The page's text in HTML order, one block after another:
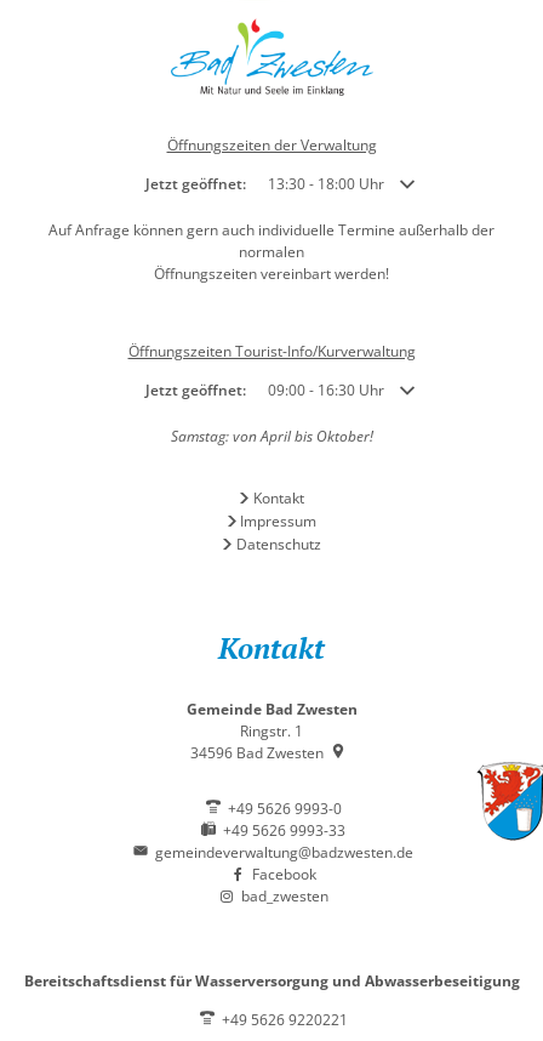
Öffnungszeiten der Verwaltung
Klicken, um weitere Öffnungs- oder Schließzeiten
Jetzt geöffnet: 13:30- 18:00 Uhr Von 13:30 bis 18:00 Uhr
Auf Anfrage können gern auch individuelle Termine außerhalb der
normalen
Öffnungszeiten vereinbart werden!
Öffnungszeiten Tourist-Info/Kurverwaltung
Klicken, um weitere Öffnungs- oder Schließzeiten
Jetzt geöffnet: 09:00- 16:30 Uhr Von 09:00 bis 16:30 Uhr
Samstag: von April bis Oktober!
Kontakt
Impressum
Datenschutz
Kontakt
Gemeinde Bad Zwesten
Ringstr. 1
34596 Bad Zwesten
+49 5626 9993-0
+49 5626 9993-33
gemeindeverwaltung@badzwesten.de
Facebook
bad_zwesten
Bereitschaftsdienst für Wasserversorgung und Abwasserbeseitigung
+49 5626 9220221